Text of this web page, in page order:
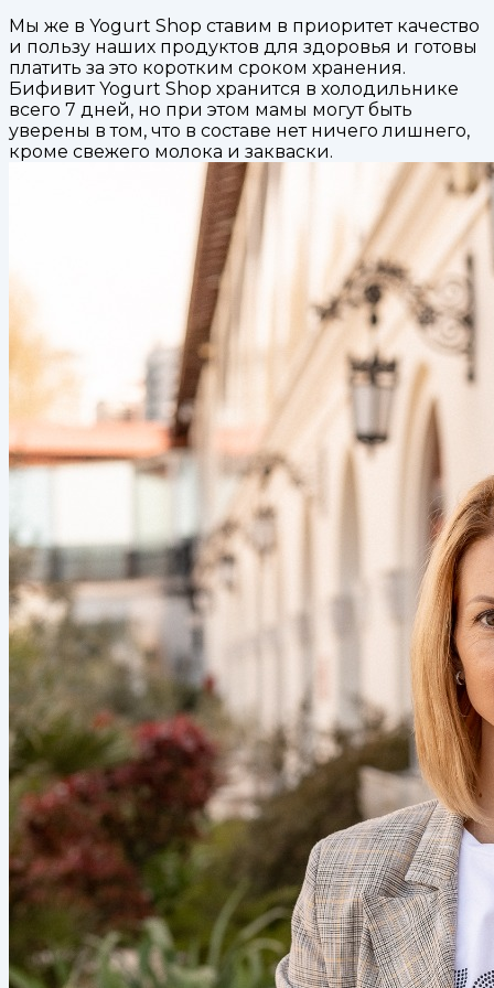
Мы же в Yogurt Shop ставим в приоритет качество
и пользу наших продуктов для здоровья и готовы
платить за это коротким сроком хранения.
Бифивит Yogurt Shop хранится в холодильнике
всего 7 дней, но при этом мамы могут быть
уверены в том, что в составе нет ничего лишнего,
кроме свежего молока и закваски.